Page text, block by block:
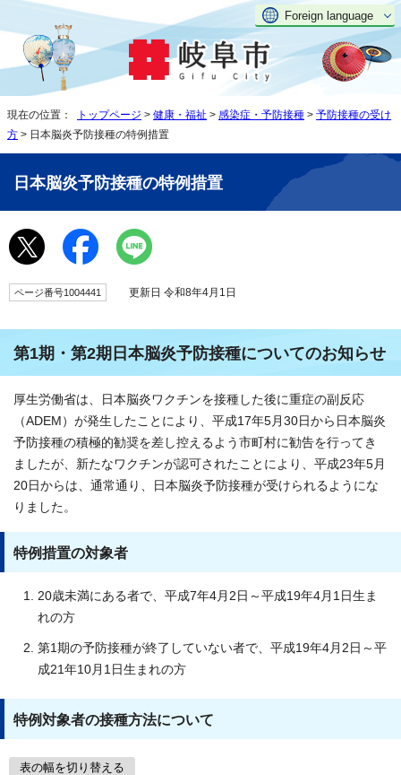
Foreign language
現在の位置： トップページ > 健康・福祉 > 感染症・予防接種 > 予防接種の受け
方 > 日本脳炎予防接種の特例措置
日本脳炎予防接種の特例措置
ページ番号1004441 更新日 令和8年4月1日
第1期・第2期日本脳炎予防接種についてのお知らせ
厚生労働省は、日本脳炎ワクチンを接種した後に重症の副反応
（ADEM）が発生したことにより、平成17年5月30日から日本脳炎
予防接種の積極的勧奨を差し控えるよう市町村に勧告を行ってき
ましたが、新たなワクチンが認可されたことにより、平成23年5月
20日からは、通常通り、日本脳炎予防接種が受けられるようにな
りました。
特例措置の対象者
20歳未満にある者で、平成7年4月2日～平成19年4月1日生ま
れの方
第1期の予防接種が終了していない者で、平成19年4月2日～平
成21年10月1日生まれの方
特例対象者の接種方法について
表の幅を切り替える